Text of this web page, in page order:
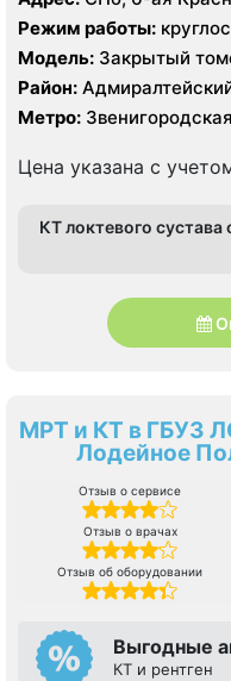
Режим работы:
Модель: Закрытый
Symphony 1.5 Тесла,
Район:
Центральный
Метро:
Цена указана с
КТ локтевого сустава
МРТ и КТ в ГБУЗ
Лодейное
Отзыв о сервисе
Отзыв о врачах
Отзыв об оборудовании
Выгодные
КТ и рентген